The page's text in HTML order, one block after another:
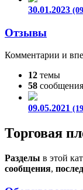
30.01.2023
Отзывы
Комментарии и
12 темы
58 сообщения
09.05.2021
Торговая
Разделы в этой
сообщения,